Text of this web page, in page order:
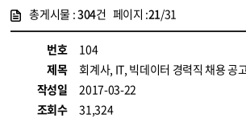
총게시물 :304건 페이지 :21/31
번호
104
제목
회계사, IT, 빅데이터 경력직 채용 공
작성일
2017-03-22
조회수
31,324